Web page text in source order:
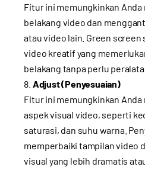
Fitur ini memungkinkan
belakang video dan
atau video lain. Green
video kreatif yang
belakang tanpa perlu
Adjust (Penyesuaian)
Fitur ini memungkinkan
aspek visual video, seperti
saturasi, dan suhu warna.
memperbaiki tampilan video
visual yang lebih dramatis